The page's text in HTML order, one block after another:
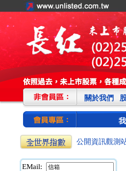
關於我們
公開資訊觀測
EMail: